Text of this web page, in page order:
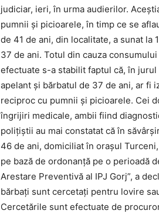
judiciar, ieri, în urma audierilor.
pumnii și picioarele, în timp ce se
de 41 de ani, din localitate, a sunat la
37 de ani. Totul din cauza
efectuate s-a stabilit faptul că, în
apelant și bărbatul de 37 de ani, ar fi
reciproc cu pumnii și picioarele. Cei
îngrijiri medicale, ambii fiind
polițiștii au mai constatat că în
46 de ani, domiciliat în orașul
pe bază de ordonanţă pe o perioadă
Arestare Preventivă al IPJ Gorj”, a
bărbați sunt cercetați pentru lovire
Cercetările sunt efectuate de